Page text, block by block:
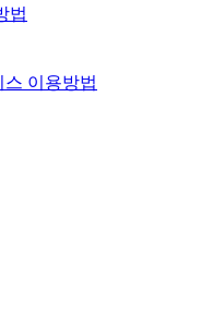
법
스 이용방법